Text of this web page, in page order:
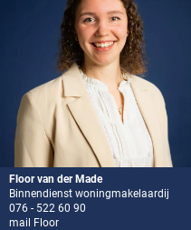
Floor van der Made
Binnendienst woningmakelaardij
076 - 522 60 90
mail Floor